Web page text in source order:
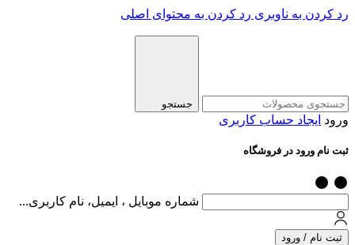
رد کردن به ناوبری رد کردن به محتوای اصلی
جستجو
ورود ایجاد حساب کاربری
ثبت نام ورود در فروشگاه
شماره موبایل ، ایمیل، نام کاربری...
ثبت نام / ورود